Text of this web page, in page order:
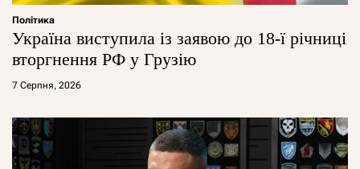
Політика
Україна виступила із заявою до 18-ї річниці
вторгнення РФ у Грузію
7 Серпня, 2026